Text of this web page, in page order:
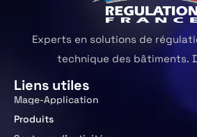
Experts en solutions de
technique des bâtiments.
Liens utiles
Mage-Application
Produits